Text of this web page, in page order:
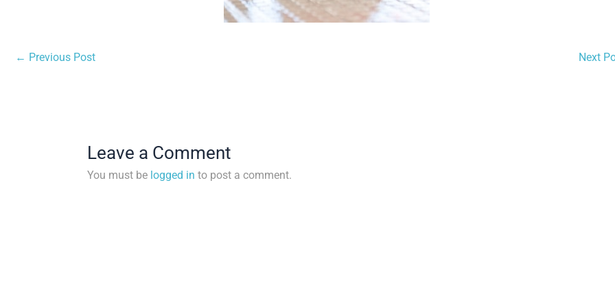
← Previous Post Next
Leave a Comment
You must be logged in to post a comment.